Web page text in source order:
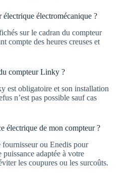
électromécanique ?
sur le cadran du compteur
compte des heures creuses et
compteur Linky ?
est obligatoire et son installation
n’est pas possible sauf cas
électrique de mon compteur ?
ou Enedis pour
adaptée à votre
les coupures ou les surcoûts.